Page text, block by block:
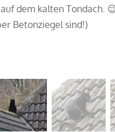
dem kalten Tondach.
Betonziegel sind!)